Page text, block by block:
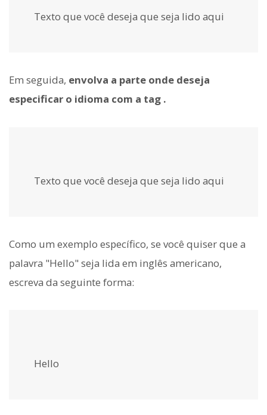
Texto que você deseja que seja lido aqui
Em seguida, envolva a parte onde deseja
especificar o idioma com a tag .
Texto que você deseja que seja lido aqui
Como um exemplo específico, se você quiser que a
palavra "Hello" seja lida em inglês americano,
escreva da seguinte forma:
Hello